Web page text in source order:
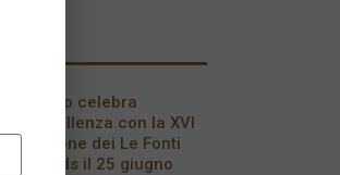
Milano celebra
l’eccellenza con la XVI
edizione dei Le Fonti
Awards il 25 giugno